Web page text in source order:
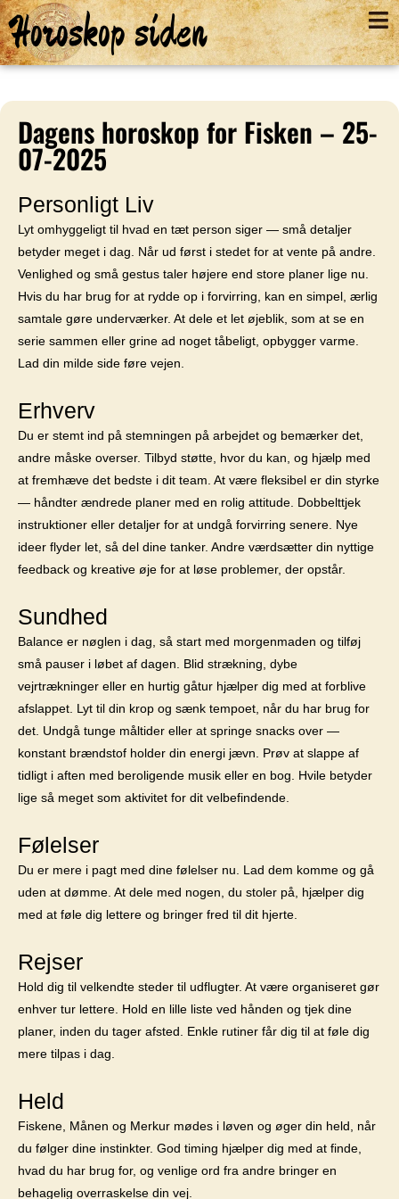
Horoskop siden
Dagens horoskop for Fisken – 25-
07-2025
Personligt Liv
Lyt omhyggeligt til hvad en tæt person siger — små detaljer
betyder meget i dag. Når ud først i stedet for at vente på andre.
Venlighed og små gestus taler højere end store planer lige nu.
Hvis du har brug for at rydde op i forvirring, kan en simpel, ærlig
samtale gøre underværker. At dele et let øjeblik, som at se en
serie sammen eller grine ad noget tåbeligt, opbygger varme.
Lad din milde side føre vejen.
Erhverv
Du er stemt ind på stemningen på arbejdet og bemærker det,
andre måske overser. Tilbyd støtte, hvor du kan, og hjælp med
at fremhæve det bedste i dit team. At være fleksibel er din styrke
— håndter ændrede planer med en rolig attitude. Dobbelttjek
instruktioner eller detaljer for at undgå forvirring senere. Nye
ideer flyder let, så del dine tanker. Andre værdsætter din nyttige
feedback og kreative øje for at løse problemer, der opstår.
Sundhed
Balance er nøglen i dag, så start med morgenmaden og tilføj
små pauser i løbet af dagen. Blid strækning, dybe
vejrtrækninger eller en hurtig gåtur hjælper dig med at forblive
afslappet. Lyt til din krop og sænk tempoet, når du har brug for
det. Undgå tunge måltider eller at springe snacks over —
konstant brændstof holder din energi jævn. Prøv at slappe af
tidligt i aften med beroligende musik eller en bog. Hvile betyder
lige så meget som aktivitet for dit velbefindende.
Følelser
Du er mere i pagt med dine følelser nu. Lad dem komme og gå
uden at dømme. At dele med nogen, du stoler på, hjælper dig
med at føle dig lettere og bringer fred til dit hjerte.
Rejser
Hold dig til velkendte steder til udflugter. At være organiseret gør
enhver tur lettere. Hold en lille liste ved hånden og tjek dine
planer, inden du tager afsted. Enkle rutiner får dig til at føle dig
mere tilpas i dag.
Held
Fiskene, Månen og Merkur mødes i løven og øger din held, når
du følger dine instinkter. God timing hjælper dig med at finde,
hvad du har brug for, og venlige ord fra andre bringer en
behagelig overraskelse din vej.